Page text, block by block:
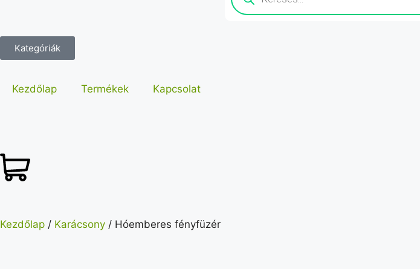
Kategóriák
Kezdőlap Termékek Kapcsolat
Kezdőlap / Karácsony / Hóemberes fényfüzér